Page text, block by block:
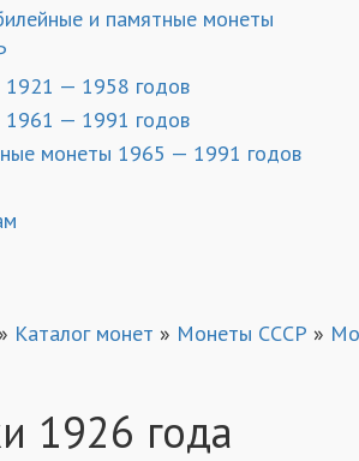
и памятные монеты
— 1958 годов
— 1991 годов
монеты 1965 — 1991 годов
» Каталог монет » Монеты СССР »
1926 года